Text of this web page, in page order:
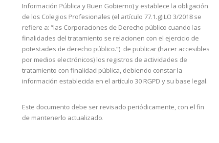
Información Pública y Buen Gobierno) y establece la obligación
de los Colegios Profesionales (el artículo 77.1.g) LO 3/2018 se
refiere a: “las Corporaciones de Derecho público cuando las
finalidades del tratamiento se relacionen con el ejercicio de
potestades de derecho público.”) de publicar (hacer accesibles
por medios electrónicos) los registros de actividades de
tratamiento con finalidad pública, debiendo constar la
información establecida en el artículo 30 RGPD y su base legal.
Este documento debe ser revisado periódicamente, con el fin
de mantenerlo actualizado.